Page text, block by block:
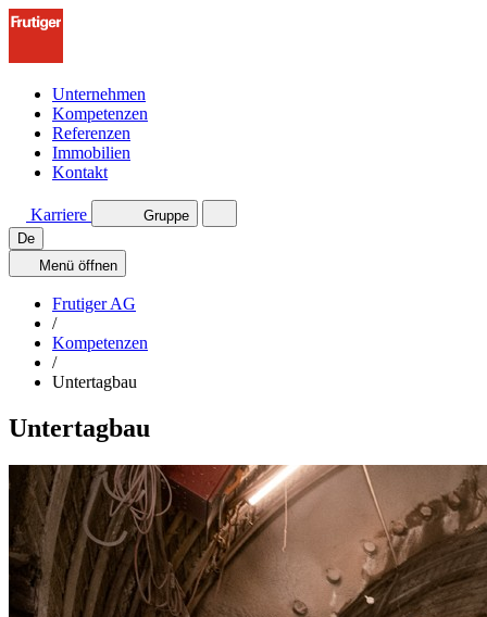
Unternehmen
Kompetenzen
Referenzen
Immobilien
Kontakt
Karriere
Gruppe
De
Menü öffnen
Frutiger AG
/
Kompetenzen
/
Untertagbau
Untertagbau